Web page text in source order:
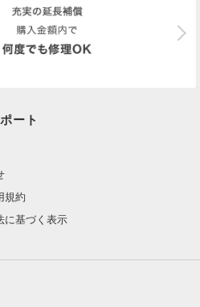
ート
規約
に基づく表示